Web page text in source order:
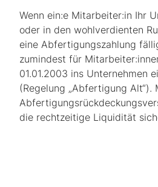
Wenn ein:e Mitarbeiter:in Ihr
oder in den wohlverdienten
eine Abfertigungszahlung
zumindest für
01.01.2003 ins Unternehmen
(Regelung „Abfertigung Alt“).
die rechtzeitige Liquidität